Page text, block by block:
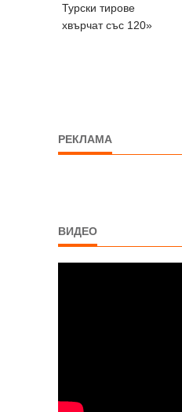
Турски тирове
хвърчат със 120»
РЕКЛАМА
ВИДЕО